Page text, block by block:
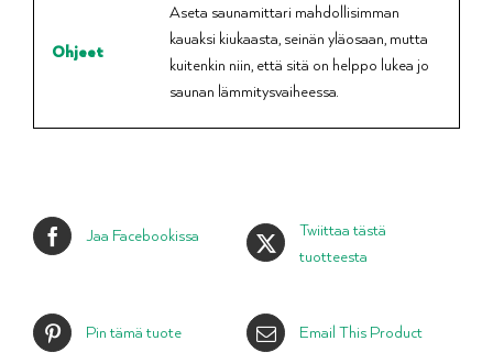
Ohjeet
Aseta saunamittari mahdollisimman
kauaksi kiukaasta, seinän yläosaan, mutta
kuitenkin niin, että sitä on helppo lukea jo
saunan lämmitysvaiheessa.
Jaa Facebookissa
Twiittaa tästä
tuotteesta
Pin tämä tuote Email This Product